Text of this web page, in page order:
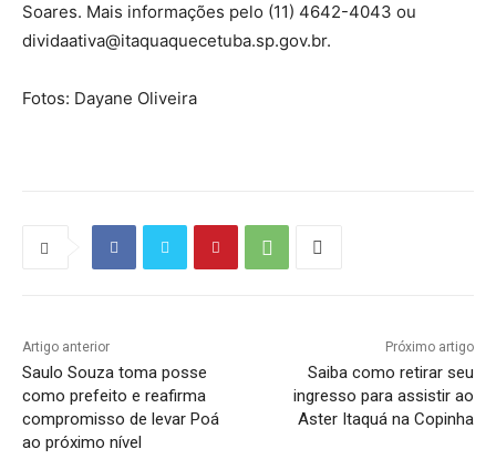
Soares. Mais informações pelo (11) 4642-4043 ou
dividaativa@itaquaquecetuba.sp.gov.br.
Fotos: Dayane Oliveira
Artigo anterior
Saulo Souza toma posse
como prefeito e reafirma
compromisso de levar Poá
ao próximo nível
Próximo artigo
Saiba como retirar seu
ingresso para assistir ao
Aster Itaquá na Copinha